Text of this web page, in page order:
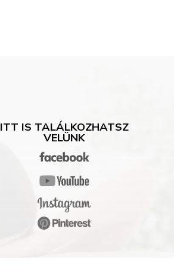
ITT IS TALÁLKOZHATSZ
VELÜNK